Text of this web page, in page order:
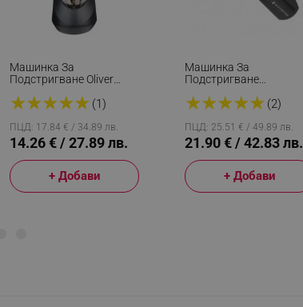
Машинка За
Подстригване Oliver
Безжична, Титаниеви
★★★★★(1)
ПЦД: 17.84 € / 34.89 лв.
14.26 € / 27.89 лв.
+ Добави
Машинка За
Подстригване
HC5150, Безжична , 2
Черен
★★★★★(2)
ПЦД: 25.51 € / 49.89 лв.
21.90 € / 42.83 лв.
+ Добави